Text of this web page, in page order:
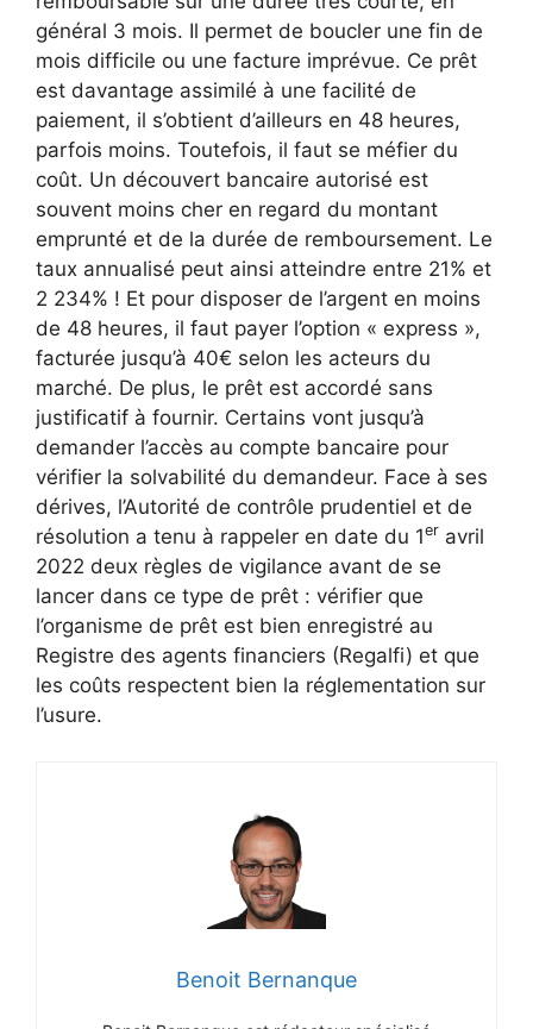
général 3 mois. Il permet de boucler une fin de
mois difficile ou une facture imprévue. Ce prêt
est davantage assimilé à une facilité de
paiement, il s’obtient d’ailleurs en 48 heures,
parfois moins. Toutefois, il faut se méfier du
coût. Un découvert bancaire autorisé est
souvent moins cher en regard du montant
emprunté et de la durée de remboursement. Le
taux annualisé peut ainsi atteindre entre 21% et
2 234% ! Et pour disposer de l’argent en moins
de 48 heures, il faut payer l’option « express »,
facturée jusqu’à 40€ selon les acteurs du
marché. De plus, le prêt est accordé sans
justificatif à fournir. Certains vont jusqu’à
demander l’accès au compte bancaire pour
vérifier la solvabilité du demandeur. Face à ses
dérives, l’Autorité de contrôle prudentiel et de
résolution a tenu à rappeler en date du 1er avril
2022 deux règles de vigilance avant de se
lancer dans ce type de prêt : vérifier que
l’organisme de prêt est bien enregistré au
Registre des agents financiers (Regalfi) et que
les coûts respectent bien la réglementation sur
l’usure.
Benoit Bernanque